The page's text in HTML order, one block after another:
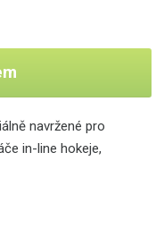
navržené pro
in-line hokeje,